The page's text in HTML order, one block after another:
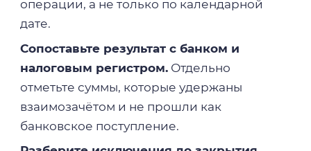
операции, а не только по календарной
дате.
Сопоставьте результат с банком и
налоговым регистром.Отдельно
отметьте суммы, которые удержаны
взаимозачётом и не прошли как
банковское поступление.